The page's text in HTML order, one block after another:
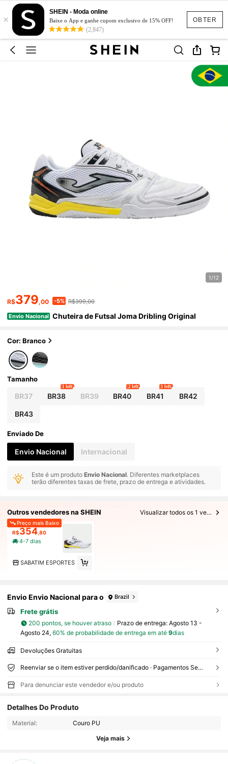
OBTER
×
SHEIN - Moda online
Baixe o App e ganhe cupom exclusivo de 15% OFF!
(2,847)
1/12
R$379,00 -5% R$399,00
Envio Nacional Chuteira de Futsal Joma Dribling Original
Cor: Branco
Tamanho
BR37 BR38
1 left
BR39 BR40
2 left
BR41
1 left
BR42
BR43
Enviado De
Envio Nacional Internacional
Este é um produtoEnvio Nacional. Diferentes marketplaces
terão diferentes taxas de frete, prazo de entrega e atividades.
Outros vendedores na SHEIN Visualizar todos os 1 vendedores
Preço mais Baixo
R$354,80
4-7 dias
SABATIM ESPORTES
Envio Envio Nacional para o Brazil
Frete grátis
200 pontos, se houver atraso Prazo de entrega: Agosto 13 -
Agosto 24, 60% de probabilidade de entrega em até 9dias
Devoluções Gratuitas
Reenviar se o item estiver perdido/danificado · Pagamentos Seguros · Proteção de privacidade
Para denunciar este vendedor e/ou produto
Detalhes Do Produto
Material: Couro PU
Veja mais